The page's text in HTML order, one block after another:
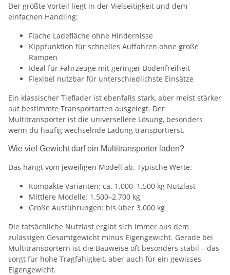
Der größte Vorteil liegt in der Vielseitigkeit und dem
einfachen Handling:
Flache Ladefläche ohne Hindernisse
Kippfunktion für schnelles Auffahren ohne große
Rampen
Ideal für Fahrzeuge mit geringer Bodenfreiheit
Flexibel nutzbar für unterschiedlichste Einsätze
Ein klassischer Tieflader ist ebenfalls stark, aber meist stärker
auf bestimmte Transportarten ausgelegt. Der
Multitransporter ist die universellere Lösung, besonders
wenn du häufig wechselnde Ladung transportierst.
Wie viel Gewicht darf ein Multitransporter laden?
Das hängt vom jeweiligen Modell ab. Typische Werte:
Kompakte Varianten: ca. 1.000–1.500 kg Nutzlast
Mittlere Modelle: 1.500–2.700 kg
Große Ausführungen: bis über 3.000 kg
Die tatsächliche Nutzlast ergibt sich immer aus dem
zulässigen Gesamtgewicht minus Eigengewicht. Gerade bei
Multitransportern ist die Bauweise oft besonders stabil – das
sorgt für hohe Tragfähigkeit, aber auch für ein gewisses
Eigengewicht.